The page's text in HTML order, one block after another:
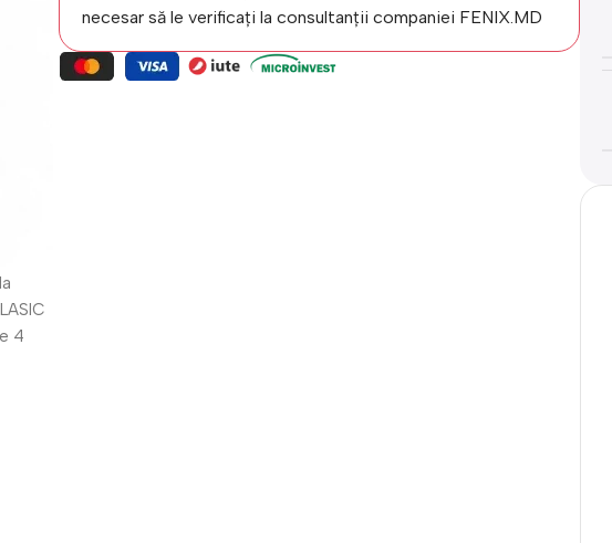
necesar să le verificați la consultanții companiei FENIX.MD